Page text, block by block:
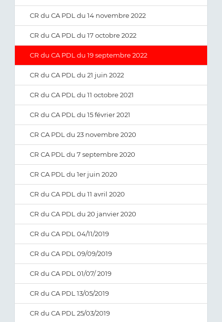
CR du CA PDL du 14 novembre 2022
CR du CA PDL du 17 octobre 2022
CR du CA PDL du 19 septembre 2022
CR du CA PDL du 21 juin 2022
CR du CA PDL du 11 octobre 2021
CR du CA PDL du 15 février 2021
CR CA PDL du 23 novembre 2020
CR CA PDL du 7 septembre 2020
CR CA PDL du 1er juin 2020
CR du CA PDL du 11 avril 2020
CR du CA PDL du 20 janvier 2020
CR du CA PDL 04/11/2019
CR du CA PDL 09/09/2019
CR du CA PDL 01/07/ 2019
CR du CA PDL 13/05/2019
CR du CA PDL 25/03/2019